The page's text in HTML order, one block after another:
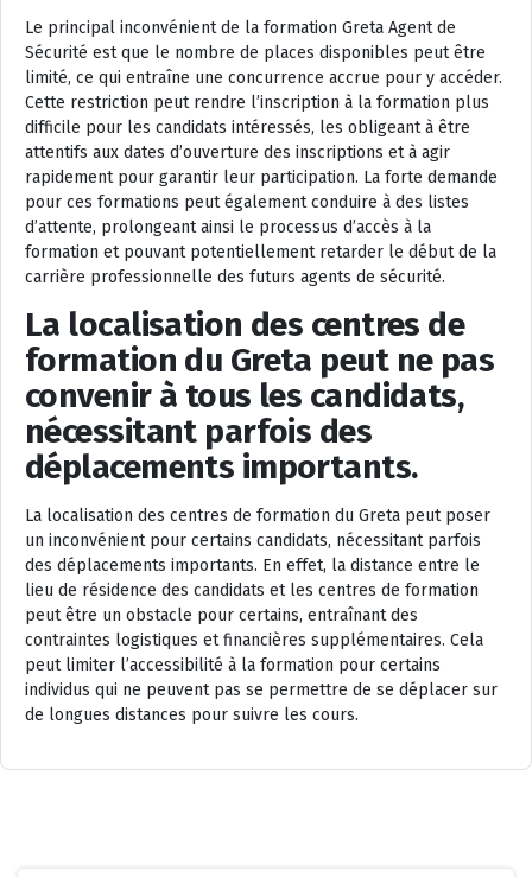
Le principal inconvénient de la formation Greta Agent de
Sécurité est que le nombre de places disponibles peut être
limité, ce qui entraîne une concurrence accrue pour y accéder.
Cette restriction peut rendre l’inscription à la formation plus
difficile pour les candidats intéressés, les obligeant à être
attentifs aux dates d’ouverture des inscriptions et à agir
rapidement pour garantir leur participation. La forte demande
pour ces formations peut également conduire à des listes
d’attente, prolongeant ainsi le processus d’accès à la
formation et pouvant potentiellement retarder le début de la
carrière professionnelle des futurs agents de sécurité.
La localisation des centres de
formation du Greta peut ne pas
convenir à tous les candidats,
nécessitant parfois des
déplacements importants.
La localisation des centres de formation du Greta peut poser
un inconvénient pour certains candidats, nécessitant parfois
des déplacements importants. En effet, la distance entre le
lieu de résidence des candidats et les centres de formation
peut être un obstacle pour certains, entraînant des
contraintes logistiques et financières supplémentaires. Cela
peut limiter l’accessibilité à la formation pour certains
individus qui ne peuvent pas se permettre de se déplacer sur
de longues distances pour suivre les cours.